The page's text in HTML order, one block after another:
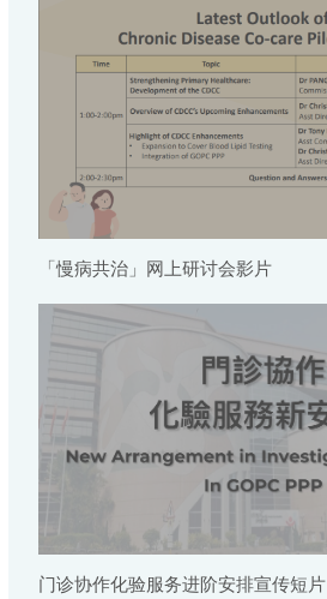
「慢病共治」网上研讨会影片
门诊协作化验服务进阶安排宣传短片